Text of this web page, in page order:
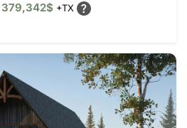
379,342$ +TX